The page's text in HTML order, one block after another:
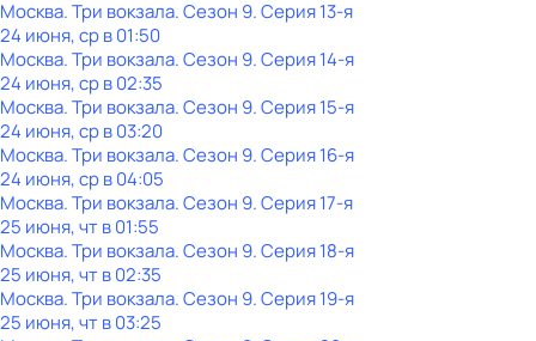
Москва. Три вокзала. Сезон 9. Серия 13-я
24 июня, ср в 01:50
Москва. Три вокзала. Сезон 9. Серия 14-я
24 июня, ср в 02:35
Москва. Три вокзала. Сезон 9. Серия 15-я
24 июня, ср в 03:20
Москва. Три вокзала. Сезон 9. Серия 16-я
24 июня, ср в 04:05
Москва. Три вокзала. Сезон 9. Серия 17-я
25 июня, чт в 01:55
Москва. Три вокзала. Сезон 9. Серия 18-я
25 июня, чт в 02:35
Москва. Три вокзала. Сезон 9. Серия 19-я
25 июня, чт в 03:25